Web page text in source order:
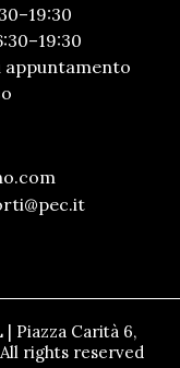
appuntamento
Piazza Carità 6,
rights reserved